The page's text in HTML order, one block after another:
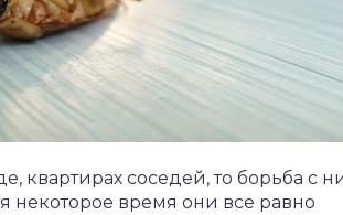
квартирах соседей, то борьба с
некоторое время они все равно